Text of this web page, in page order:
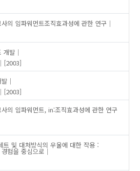
의 임파워먼트조직효과성에 관한 연구
개발
[2003]
[2003]
의 임파워먼트, in:조직효과성에 관한 연구
트 및 대처방식의 우울에 대한 작용 :
험을 중심으로